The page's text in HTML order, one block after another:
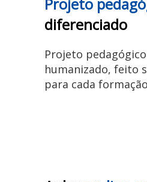
Projeto
diferenciado
Projeto
humanizado, feito
para cada formação